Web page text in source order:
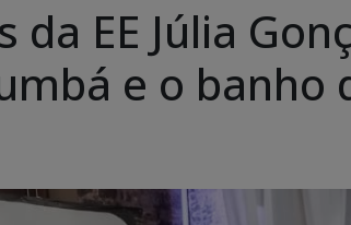
da EE Júlia
e o banho